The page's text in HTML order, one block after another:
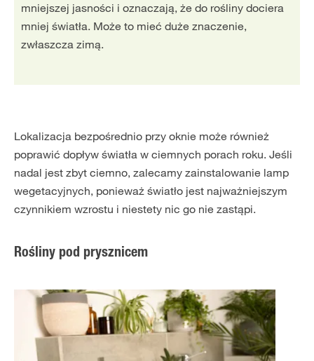
mniejszej jasności i oznaczają, że do rośliny dociera
mniej światła. Może to mieć duże znaczenie,
zwłaszcza zimą.
Lokalizacja bezpośrednio przy oknie może również
poprawić dopływ światła w ciemnych porach roku. Jeśli
nadal jest zbyt ciemno, zalecamy zainstalowanie lamp
wegetacyjnych, ponieważ światło jest najważniejszym
czynnikiem wzrostu i niestety nic go nie zastąpi.
Rośliny pod prysznicem